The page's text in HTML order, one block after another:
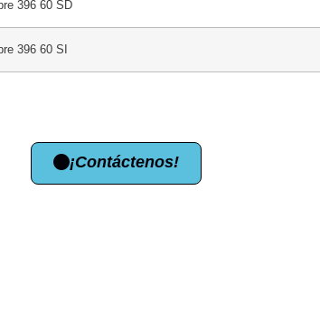
396 60 SD
396 60 SI
¡Contáctenos!